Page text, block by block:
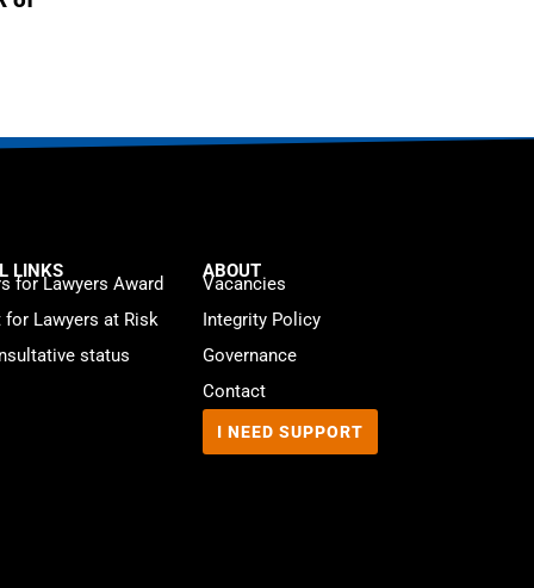
LINKS
for Lawyers Award
Lawyers at Risk
status
ABOUT
Vacancies
Integrity Policy
Governance
Contact
I NEED SUPPORT